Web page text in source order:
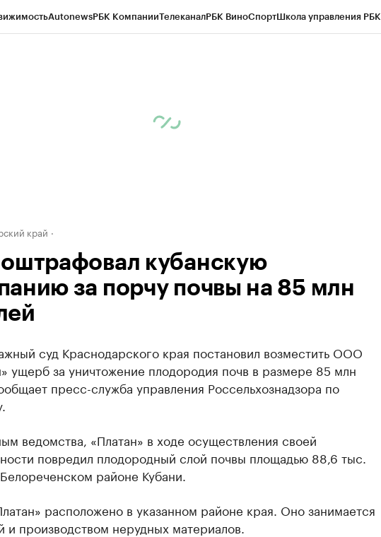
AutonewsРБК КомпанииТелеканалРБК ВиноСпортШкола управления РБК
край
кубанскую
за порчу почвы на 85 млн
суд Краснодарского края постановил возместить ООО
ущерб за уничтожение плодородия почв в размере 85 млн
пресс-служба управления Россельхознадзора по
ведомства, «Платан» в ходе осуществления своей
повредил плодородный слой почвы площадью 88,6 тыс.
районе Кубани.
расположено в указанном районе края. Оно занимается
и производством нерудных материалов.